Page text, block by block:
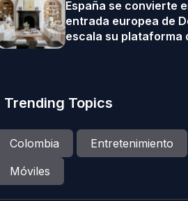
España se convierte
entrada europea de
escala su plataforma
Trending Topics
Colombia Entretenimiento
Móviles